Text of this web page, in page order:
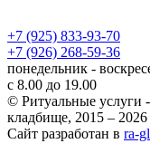
+7 (925) 833-93-70
+7 (926) 268-59-36
понедельник -
с 8.00 до 19.00
© Ритуальные услуги
кладбище, 2015 – 2026
Сайт разработан в ra-